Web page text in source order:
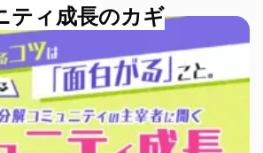
ティ成長のカギ